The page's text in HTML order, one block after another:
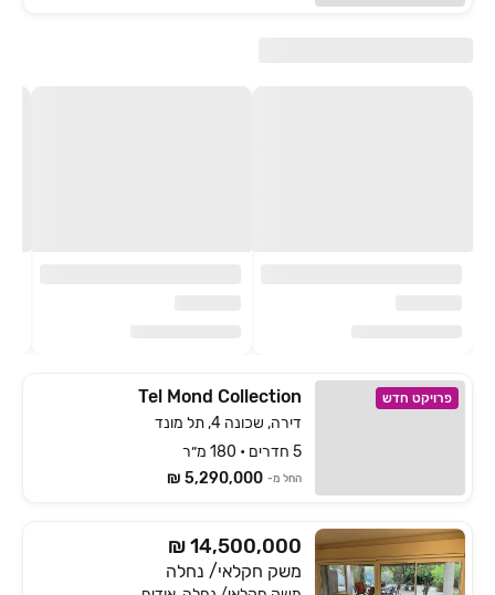
פרויקט חדש Tel Mond Collection
דירה, שכונה 4, תל מונד
5 חדרים • 180 מ״ר
החל מ- 5,290,000 ₪
14,500,000 ₪
משק חקלאי/ נחלה